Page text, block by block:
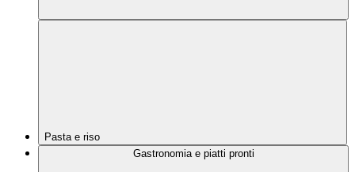
Pasta e riso
Gastronomia e piatti pronti